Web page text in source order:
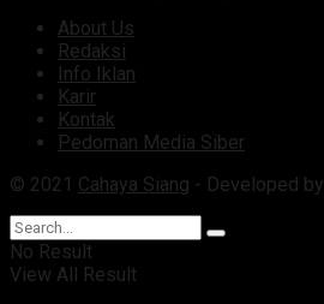
About Us
Redaksi
Info Iklan
Karir
Kontak
Pedoman Media Siber
© 2021 Cahaya Siang - Developed by
No Result
View All Result